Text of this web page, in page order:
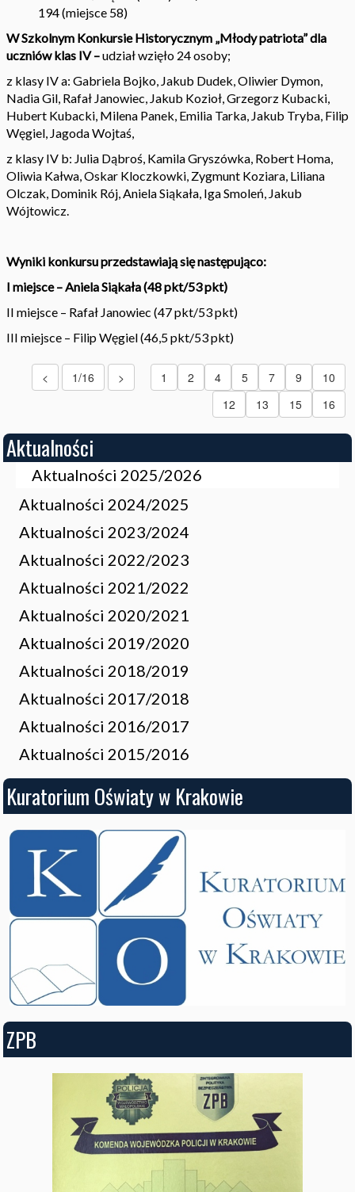
194 (miejsce 58)
W Szkolnym Konkursie Historycznym „Młody patriota” dla
uczniów klas IV –udział wzięło 24 osoby;
z klasy IV a: Gabriela Bojko, Jakub Dudek, Oliwier Dymon,
Nadia Gil, Rafał Janowiec, Jakub Kozioł, Grzegorz Kubacki,
Hubert Kubacki, Milena Panek, Emilia Tarka, Jakub Tryba, Filip
Węgiel, Jagoda Wojtaś,
z klasy IV b: Julia Dąbroś, Kamila Gryszówka, Robert Homa,
Oliwia Kałwa, Oskar Kloczkowki, Zygmunt Koziara, Liliana
Olczak, Dominik Rój, Aniela Siąkała, Iga Smoleń, Jakub
Wójtowicz.
Wyniki konkursu przedstawiają się następująco:
I miejsce – Aniela Siąkała (48 pkt/53 pkt)
II miejsce – Rafał Janowiec (47 pkt/53 pkt)
III miejsce – Filip Węgiel (46,5 pkt/53 pkt)
< 1/16 > 1 2 4 5 7 9
10
12
13 15 16
Aktualności
Aktualności 2025/2026
Aktualności 2024/2025
Aktualności 2023/2024
Aktualności 2022/2023
Aktualności 2021/2022
Aktualności 2020/2021
Aktualności 2019/2020
Aktualności 2018/2019
Aktualności 2017/2018
Aktualności 2016/2017
Aktualności 2015/2016
Kuratorium Oświaty w Krakowie
ZPB